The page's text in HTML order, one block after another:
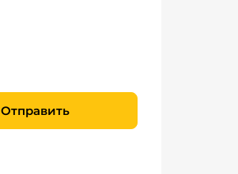
Отправить